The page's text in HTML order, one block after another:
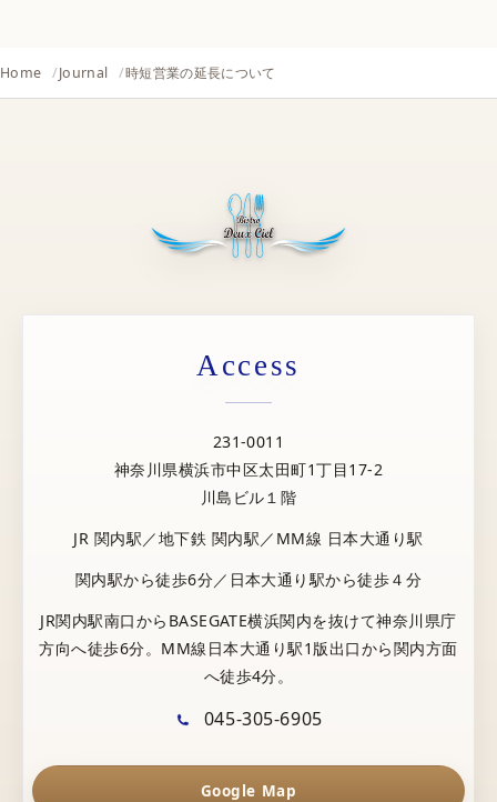
Home Journal 時短営業の延長について
Access
231-0011
神奈川県横浜市中区太田町1丁目17-2
川島ビル１階
JR 関内駅／地下鉄 関内駅／MM線 日本大通り駅
関内駅から徒歩6分／日本大通り駅から徒歩４分
JR関内駅南口からBASEGATE横浜関内を抜けて神奈川県庁
方向へ徒歩6分。MM線日本大通り駅1版出口から関内方面
へ徒歩4分。
045-305-6905
Google Map